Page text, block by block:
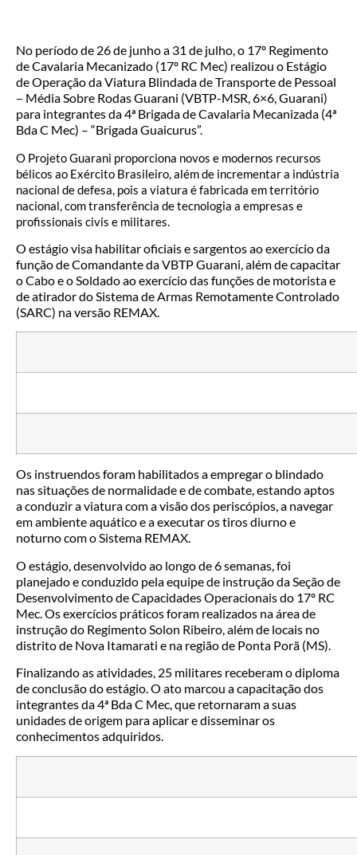
No período de 26 de junho a 31 de julho, o 17º Regimento
de Cavalaria Mecanizado (17º RC Mec) realizou o Estágio
de Operação da Viatura Blindada de Transporte de Pessoal
– Média Sobre Rodas Guarani (VBTP-MSR, 6×6, Guarani)
para integrantes da 4ª Brigada de Cavalaria Mecanizada (4ª
Bda C Mec) – “Brigada Guaicurus”.
O Projeto Guarani proporciona novos e modernos recursos
bélicos ao Exército Brasileiro, além de incrementar a indústria
nacional de defesa, pois a viatura é fabricada em território
nacional, com transferência de tecnologia a empresas e
profissionais civis e militares.
O estágio visa habilitar oficiais e sargentos ao exercício da
função de Comandante da VBTP Guarani, além de capacitar
o Cabo e o Soldado ao exercício das funções de motorista e
de atirador do Sistema de Armas Remotamente Controlado
(SARC) na versão REMAX.
Os instruendos foram habilitados a empregar o blindado
nas situações de normalidade e de combate, estando aptos
a conduzir a viatura com a visão dos periscópios, a navegar
em ambiente aquático e a executar os tiros diurno e
noturno com o Sistema REMAX.
O estágio, desenvolvido ao longo de 6 semanas, foi
planejado e conduzido pela equipe de instrução da Seção de
Desenvolvimento de Capacidades Operacionais do 17º RC
Mec. Os exercícios práticos foram realizados na área de
instrução do Regimento Solon Ribeiro, além de locais no
distrito de Nova Itamarati e na região de Ponta Porã (MS).
Finalizando as atividades, 25 militares receberam o diploma
de conclusão do estágio. O ato marcou a capacitação dos
integrantes da 4ª Bda C Mec, que retornaram a suas
unidades de origem para aplicar e disseminar os
conhecimentos adquiridos.